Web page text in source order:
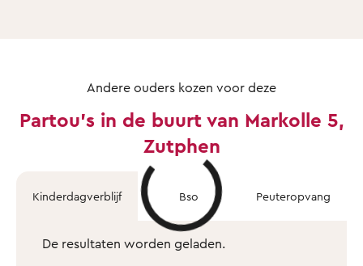
Andere ouders kozen voor deze
Partou's in de buurt van Markolle 5,
Zutphen
Kinderdagverblijf Bso Peuteropvang
De resultaten worden geladen.